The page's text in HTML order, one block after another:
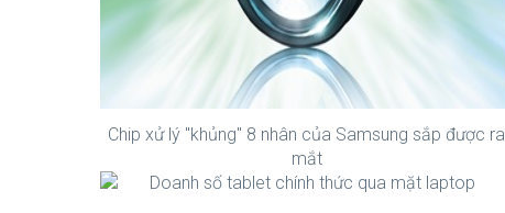
Chip xử lý "khủng" 8 nhân của Samsung sắp được ra
mắt